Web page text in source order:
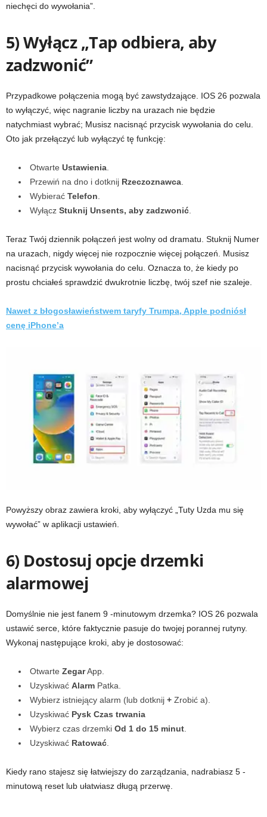
niechęci do wywołania”.
5) Wyłącz „Tap odbiera, aby
zadzwonić”
Przypadkowe połączenia mogą być zawstydzające. IOS 26 pozwala
to wyłączyć, więc nagranie liczby na urazach nie będzie
natychmiast wybrać; Musisz nacisnąć przycisk wywołania do celu.
Oto jak przełączyć lub wyłączyć tę funkcję:
Otwarte Ustawienia
Przewiń na dno i dotknij Rzeczoznawca
Wybierać Telefon
Wyłącz Stuknij Unsents, aby zadzwonić
Teraz Twój dziennik połączeń jest wolny od dramatu. Stuknij Numer
na urazach, nigdy więcej nie rozpocznie więcej połączeń. Musisz
nacisnąć przycisk wywołania do celu. Oznacza to, że kiedy po
prostu chciałeś sprawdzić dwukrotnie liczbę, twój szef nie szaleje.
Nawet z błogosławieństwem taryfy Trumpa, Apple podniósł
cenę iPhone’a
Powyższy obraz zawiera kroki, aby wyłączyć „Tuty Uzda mu się
wywołać” w aplikacji ustawień.
6) Dostosuj opcje drzemki
alarmowej
Domyślnie nie jest fanem 9 -minutowym drzemka? IOS 26 pozwala
ustawić serce, które faktycznie pasuje do twojej porannej rutyny.
Wykonaj następujące kroki, aby je dostosować:
Otwarte ZegarApp.
Uzyskiwać Alarm Patka.
Wybierz istniejący alarm (lub dotknij + Zrobić a).
Uzyskiwać Pysk Czas trwania
Wybierz czas drzemki Od 1 do 15 minut
Uzyskiwać Ratować
Kiedy rano stajesz się łatwiejszy do zarządzania, nadrabiasz 5 -
minutową reset lub ułatwiasz długą przerwę.